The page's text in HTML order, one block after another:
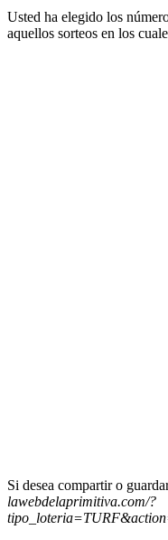
Usted ha elegido los
aquellos sorteos en los
Si desea compartir o
lawebdelaprimitiva.com/?